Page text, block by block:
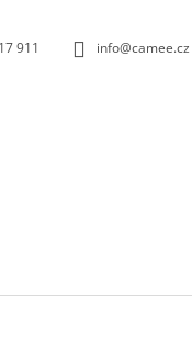
911 info@camee.cz